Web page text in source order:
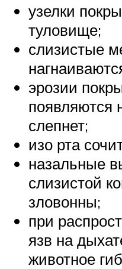
узелки
туловище;
слизистые
эрозии
появляются
слепнет;
изо рта
назальные
слизистой
зловонны;
при
язв на
животное